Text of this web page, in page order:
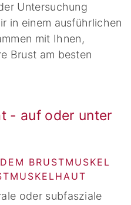
Untersuchung
in einem ausführlichen
mit Ihnen,
Brust am besten
- auf oder unter
BRUSTMUSKEL
oder subfasziale